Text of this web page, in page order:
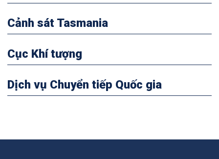
Cảnh sát Tasmania
Cục Khí tượng
Dịch vụ Chuyển tiếp Quốc gia